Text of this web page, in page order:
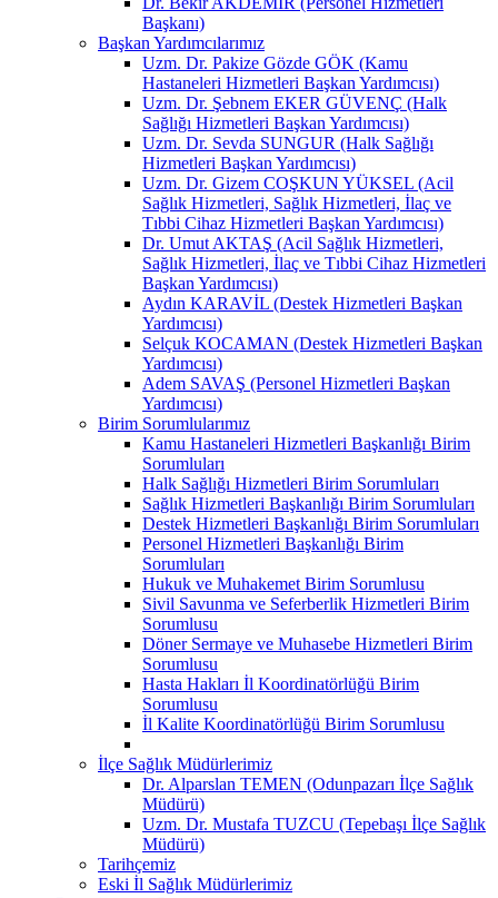
Başkanı)
Başkan Yardımcılarımız
Uzm. Dr. Pakize Gözde GÖK (Kamu
Hastaneleri Hizmetleri Başkan Yardımcısı)
Uzm. Dr. Şebnem EKER GÜVENÇ (Halk
Sağlığı Hizmetleri Başkan Yardımcısı)
Uzm. Dr. Sevda SUNGUR (Halk Sağlığı
Hizmetleri Başkan Yardımcısı)
Uzm. Dr. Gizem COŞKUN YÜKSEL (Acil
Sağlık Hizmetleri, Sağlık Hizmetleri, İlaç ve
Tıbbi Cihaz Hizmetleri Başkan Yardımcısı)
Dr. Umut AKTAŞ (Acil Sağlık Hizmetleri,
Sağlık Hizmetleri, İlaç ve Tıbbi Cihaz Hizmetleri
Başkan Yardımcısı)
Aydın KARAVİL (Destek Hizmetleri Başkan
Yardımcısı)
Selçuk KOCAMAN (Destek Hizmetleri Başkan
Yardımcısı)
Adem SAVAŞ (Personel Hizmetleri Başkan
Yardımcısı)
Birim Sorumlularımız
Kamu Hastaneleri Hizmetleri Başkanlığı Birim
Sorumluları
Halk Sağlığı Hizmetleri Birim Sorumluları
Sağlık Hizmetleri Başkanlığı Birim Sorumluları
Destek Hizmetleri Başkanlığı Birim Sorumluları
Personel Hizmetleri Başkanlığı Birim
Sorumluları
Hukuk ve Muhakemet Birim Sorumlusu
Sivil Savunma ve Seferberlik Hizmetleri Birim
Sorumlusu
Döner Sermaye ve Muhasebe Hizmetleri Birim
Sorumlusu
Hasta Hakları İl Koordinatörlüğü Birim
Sorumlusu
İl Kalite Koordinatörlüğü Birim Sorumlusu
İlçe Sağlık Müdürlerimiz
Dr. Alparslan TEMEN (Odunpazarı İlçe Sağlık
Müdürü)
Uzm. Dr. Mustafa TUZCU (Tepebaşı İlçe Sağlık
Müdürü)
Tarihçemiz
Eski İl Sağlık Müdürlerimiz